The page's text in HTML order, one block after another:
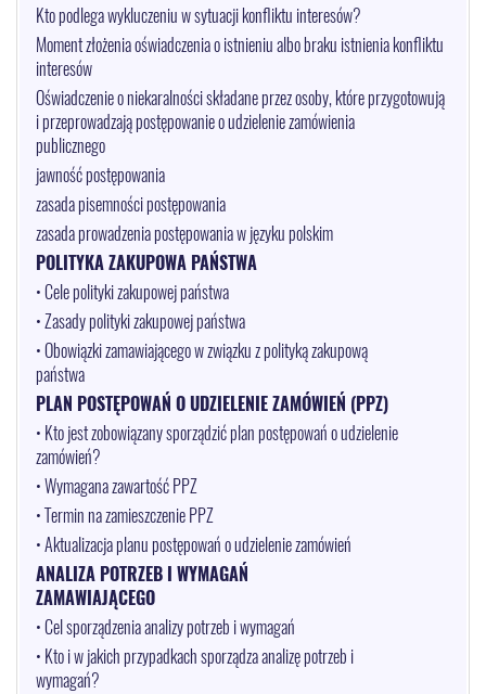
Kto podlega wykluczeniu w sytuacji konfliktu interesów?
Moment złożenia oświadczenia o istnieniu albo braku istnienia konfliktu
interesów
Oświadczenie o niekaralności składane przez osoby, które przygotowują
i przeprowadzają postępowanie o udzielenie zamówienia
publicznego
jawność postępowania
zasada pisemności postępowania
zasada prowadzenia postępowania w języku polskim
POLITYKA ZAKUPOWA PAŃSTWA
• Cele polityki zakupowej państwa
• Zasady polityki zakupowej państwa
• Obowiązki zamawiającego w związku z polityką zakupową
państwa
PLAN POSTĘPOWAŃ O UDZIELENIE ZAMÓWIEŃ (PPZ)
• Kto jest zobowiązany sporządzić plan postępowań o udzielenie
zamówień?
• Wymagana zawartość PPZ
• Termin na zamieszczenie PPZ
• Aktualizacja planu postępowań o udzielenie zamówień
ANALIZA POTRZEB I WYMAGAŃ
ZAMAWIAJĄCEGO
• Cel sporządzenia analizy potrzeb i wymagań
• Kto i w jakich przypadkach sporządza analizę potrzeb i
wymagań?